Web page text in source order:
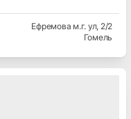
Ефремова м.г. ул, 2/2
Гомель